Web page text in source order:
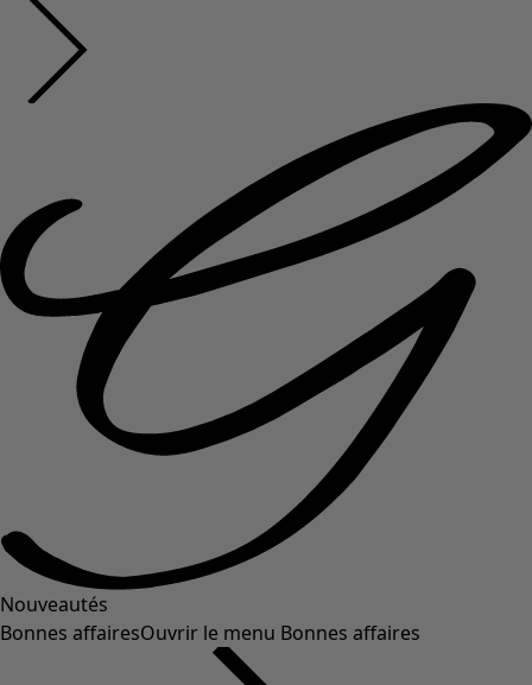
Nouveautés
Bonnes affairesOuvrir le menu Bonnes affaires